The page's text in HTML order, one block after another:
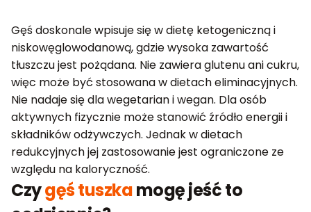
Gęś doskonale wpisuje się w dietę ketogeniczną i
niskowęglowodanową, gdzie wysoka zawartość
tłuszczu jest pożądana. Nie zawiera glutenu ani cukru,
więc może być stosowana w dietach eliminacyjnych.
Nie nadaje się dla wegetarian i wegan. Dla osób
aktywnych fizycznie może stanowić źródło energii i
składników odżywczych. Jednak w dietach
redukcyjnych jej zastosowanie jest ograniczone ze
względu na kaloryczność.
Czygęś tuszkamogę jeść to